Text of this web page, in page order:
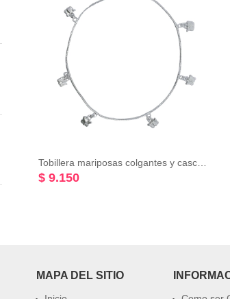
$ 9.150
MAPA DEL SITIO